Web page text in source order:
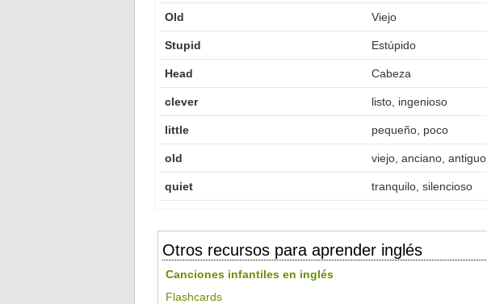
Old Viejo
Stupid Estúpido
Head Cabeza
clever listo, ingenioso
little pequeño, poco
old viejo, anciano, antiguo
quiet tranquilo, silencioso
Otros recursos para aprender inglés
Canciones infantiles en inglés
Flashcards